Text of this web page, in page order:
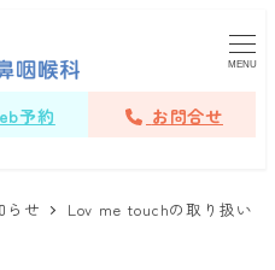
MENU
予約 お問合せ
らせ
Lov me touchの取り扱い